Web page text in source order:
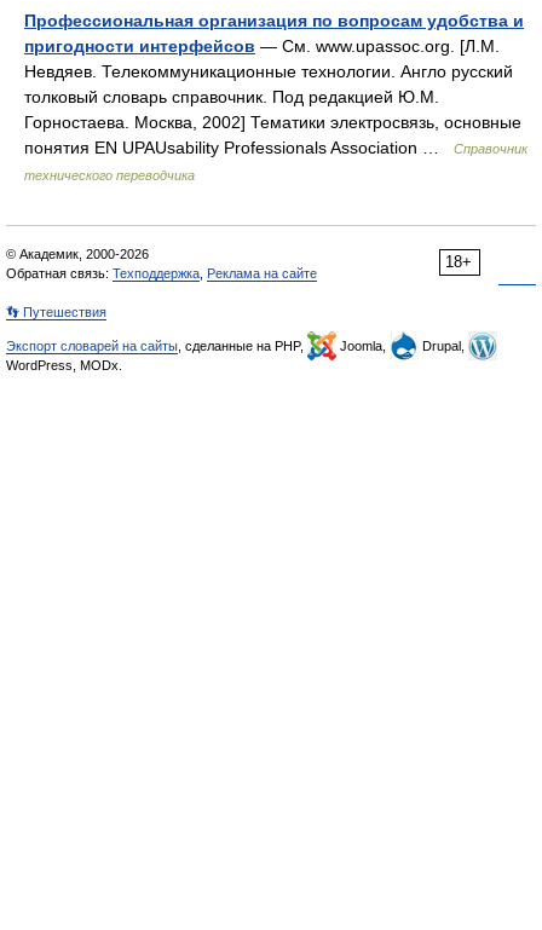
Профессиональная организация по вопросам удобства и
пригодности интерфейсов — См. www.upassoc.org. [Л.М.
Невдяев. Телекоммуникационные технологии. Англо русский
толковый словарь справочник. Под редакцией Ю.М.
Горностаева. Москва, 2002] Тематики электросвязь, основные
понятия EN UPAUsability Professionals Association …
Справочник
технического переводчика
18+
© Академик, 2000-2026
Обратная связь: Техподдержка Реклама на сайте
👣 Путешествия
Экспорт словарей на сайты , сделанные на PHP, Joomla,
Drupal,
WordPress, MODx.